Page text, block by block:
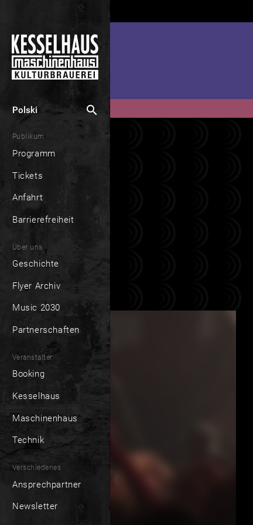
Polski search
Publikum
Programm
Tickets
Anfahrt
Barrierefreiheit
Über uns
Geschichte
Flyer Archiv
Music 2030
Partnerschaften
Veranstalter
Booking
Kesselhaus
Maschinenhaus
Technik
Verschiedenes
Ansprechpartner
Newsletter